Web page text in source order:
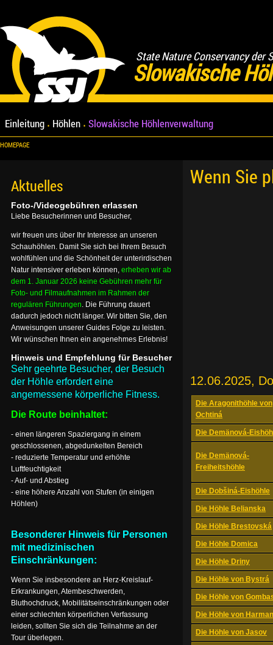
State Nature Conservancy der
Slowakische
Einleitung Höhlen Slowakische Höhlenverwaltung
HOMEPAGE
Wenn Sie
12.06.2025,
Die Aragonithöhle von
Ochtiná
Die Demänová-
Die Demänová-
Freiheitshöhle
Die Dobšiná-Eishöhle
Die Höhle Belianska
Die Höhle Brestovská
Die Höhle Domica
Die Höhle Driny
Die Höhle von Bystrá
Die Höhle von
Die Höhle von
Die Höhle von Jasov
Aktuelles
Foto-/Videogebühren erlassen
Liebe Besucherinnen und Besucher,
wir freuen uns über Ihr Interesse an unseren
Schauhöhlen. Damit Sie sich bei Ihrem Besuch
wohlfühlen und die Schönheit der unterirdischen
Natur intensiver erleben können, erheben wir ab
dem 1. Januar 2026 keine Gebühren mehr für
Foto- und Filmaufnahmen im Rahmen der
regulären Führungen. Die Führung dauert
dadurch jedoch nicht länger. Wir bitten Sie, den
Anweisungen unserer Guides Folge zu leisten.
Wir wünschen Ihnen ein angenehmes Erlebnis!
Hinweis und Empfehlung für Besucher
Sehr geehrte Besucher, der Besuch
der Höhle erfordert eine
angemessene körperliche Fitness.
Die Route beinhaltet:
- einen längeren Spaziergang in einem
geschlossenen, abgedunkelten Bereich
- reduzierte Temperatur und erhöhte
Luftfeuchtigkeit
- Auf- und Abstieg
- eine höhere Anzahl von Stufen (in einigen
Höhlen)
Besonderer Hinweis für Personen
mit medizinischen
Einschränkungen:
Wenn Sie insbesondere an Herz-Kreislauf-
Erkrankungen, Atembeschwerden,
Bluthochdruck, Mobilitätseinschränkungen oder
einer schlechten körperlichen Verfassung
leiden, sollten Sie sich die Teilnahme an der
Tour überlegen.